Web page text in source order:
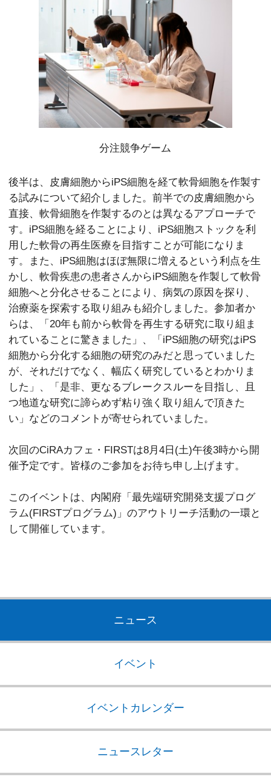
分注競争ゲーム
後半は、皮膚細胞からiPS細胞を経て軟骨細胞を作製す
る試みについて紹介しました。前半での皮膚細胞から
直接、軟骨細胞を作製するのとは異なるアプローチで
す。iPS細胞を経ることにより、iPS細胞ストックを利
用した軟骨の再生医療を目指すことが可能になりま
す。また、iPS細胞はほぼ無限に増えるという利点を生
かし、軟骨疾患の患者さんからiPS細胞を作製して軟骨
細胞へと分化させることにより、病気の原因を探り、
治療薬を探索する取り組みも紹介しました。参加者か
らは、「20年も前から軟骨を再生する研究に取り組ま
れていることに驚きました」、「iPS細胞の研究はiPS
細胞から分化する細胞の研究のみだと思っていました
が、それだけでなく、幅広く研究しているとわかりま
した」、「是非、更なるブレークスルーを目指し、且
つ地道な研究に諦らめず粘り強く取り組んで頂きた
い」などのコメントが寄せられていました。
次回のCiRAカフェ・FIRSTは8月4日(土)午後3時から開
催予定です。皆様のご参加をお待ち申し上げます。
このイベントは、内閣府「最先端研究開発支援プログ
ラム(FIRSTプログラム)」のアウトリーチ活動の一環と
して開催しています。
ニュース
イベント
イベントカレンダー
ニュースレター